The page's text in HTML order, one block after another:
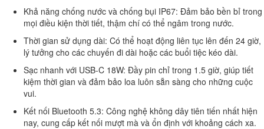
Khả năng chống nước và chống bụi IP67: Đảm bảo bền bỉ trong
mọi điều kiện thời tiết, thậm chí có thể ngâm trong nước.
Thời gian sử dụng dài: Có thể hoạt động liên tục lên đến 24 giờ,
lý tưởng cho các chuyến đi dài hoặc các buổi tiệc kéo dài.
Sạc nhanh với USB-C 18W: Đầy pin chỉ trong 1.5 giờ, giúp tiết
kiệm thời gian và đảm bảo loa luôn sẵn sàng cho những cuộc
vui.
Kết nối Bluetooth 5.3: Công nghệ không dây tiên tiến nhất hiện
nay, cung cấp kết nối mượt mà và ổn định với khoảng cách xa.